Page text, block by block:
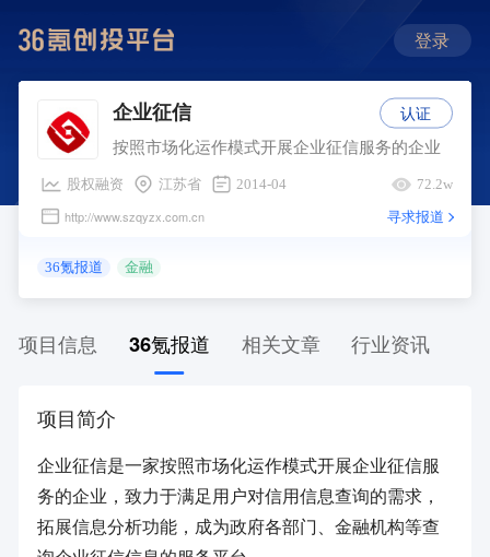
登录
企业征信
按照市场化运作模式开展企业征信服务的企业
股权融资 江苏省 2014-04 72.2w
http://www.szqyzx.com.cn 寻求报道
36氪报道 金融
认证
项目信息 36氪报道 相关文章 行业资讯
项目简介
企业征信是一家按照市场化运作模式开展企业征信服
务的企业，致力于满足用户对信用信息查询的需求，
拓展信息分析功能，成为政府各部门、金融机构等查